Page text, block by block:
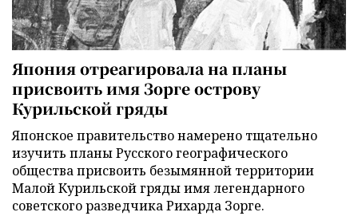
Япония отреагировала на планы
присвоить имя Зорге острову
Курильской гряды
Японское правительство намерено тщательно
изучить планы Русского географического
общества присвоить безымянной территории
Малой Курильской гряды имя легендарного
советского разведчика Рихарда Зорге.